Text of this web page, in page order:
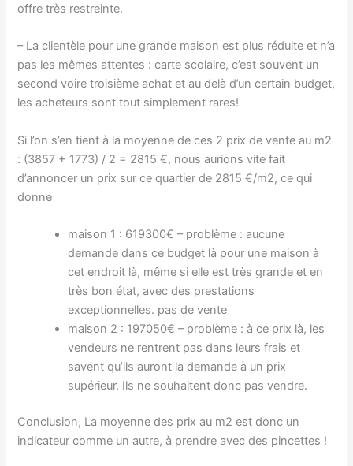
offre très restreinte.
– La clientèle pour une grande maison est plus réduite et n’a
pas les mêmes attentes : carte scolaire, c’est souvent un
second voire troisième achat et au delà d’un certain budget,
les acheteurs sont tout simplement rares!
Si l’on s’en tient à la moyenne de ces 2 prix de vente au m2
: (3857 + 1773) / 2 = 2815 €, nous aurions vite fait
d’annoncer un prix sur ce quartier de 2815 €/m2, ce qui
donne
maison 1 : 619300€ – problème : aucune
demande dans ce budget là pour une maison à
cet endroit là, même si elle est très grande et en
très bon état, avec des prestations
exceptionnelles. pas de vente
maison 2 : 197050€ – problème : à ce prix là, les
vendeurs ne rentrent pas dans leurs frais et
savent qu’ils auront la demande à un prix
supérieur. Ils ne souhaitent donc pas vendre.
Conclusion, La moyenne des prix au m2 est donc un
indicateur comme un autre, à prendre avec des pincettes !